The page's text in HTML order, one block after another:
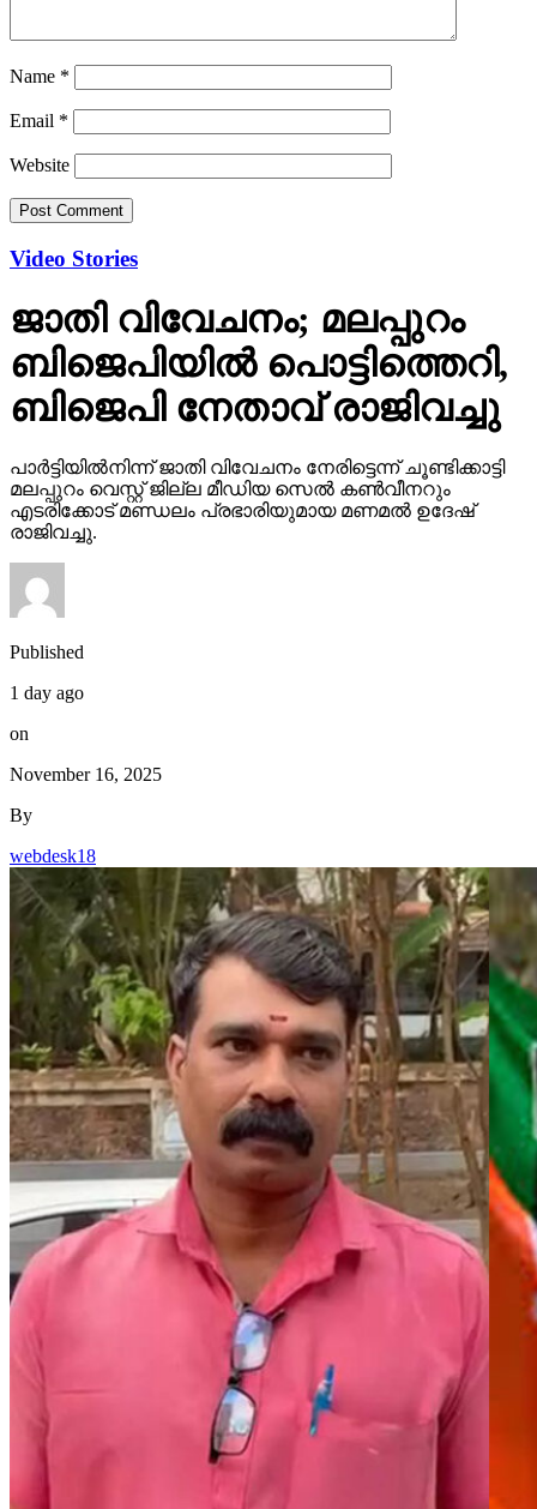
Name *
Email *
Website
Video Stories
ജാതി വിവേചനം; മലപ്പുറം
ബിജെപിയില്‍ പൊട്ടിത്തെറി,
ബിജെപി നേതാവ് രാജിവച്ചു
പാര്‍ട്ടിയില്‍നിന്ന് ജാതി വിവേചനം നേരിട്ടെന്ന് ചൂണ്ടിക്കാട്ടി
മലപ്പുറം വെസ്റ്റ് ജില്ല മീഡിയ സെല്‍ കണ്‍വീനറും
എടരിക്കോട് മണ്ഡലം പ്രഭാരിയുമായ മണമല്‍ ഉദേഷ്
രാജിവച്ചു.
Published
1 day ago
on
November 16, 2025
By
webdesk18